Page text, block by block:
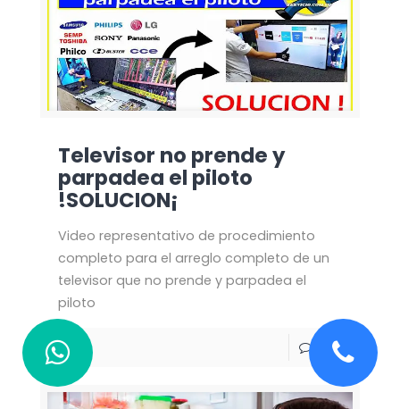
Televisor no prende y
parpadea el piloto
!SOLUCION¡
Video representativo de procedimiento
completo para el arreglo completo de un
televisor que no prende y parpadea el
piloto
0